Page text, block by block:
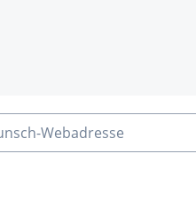
Webadresse